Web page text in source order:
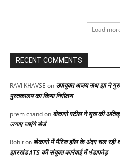
Load
RECENT COMMENTS
RAVI KHAVSE on उपायुक्त अजय नाथ झा ने
पुस्तकालय का किया निरीक्षण
prem chandon बोकारो स्टील ने शुरू की
लगाए जाएंगे बोर्ड
Rohiton बोकारो में मैरिज हॉल के अंदर चल रही
झारखंड ATS की संयुक्त कार्रवाई में भंडाफोड़